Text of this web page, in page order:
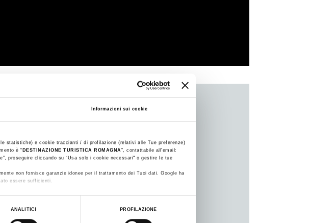
Informazioni sui cookie
statistiche) e cookie traccianti / di profilazione (relativi alle Tue preferenze)
è “DESTINAZIONE TURISTICA ROMAGNA ”, contattabile all'email:
proseguire cliccando su “Usa solo i cookie necessari" o gestire le tue
non fornisce garanzie idonee per il trattamento dei Tuoi dati. Google ha
essere sufficienti.
Cookie Policy
ANALITICI PROFILAZIONE